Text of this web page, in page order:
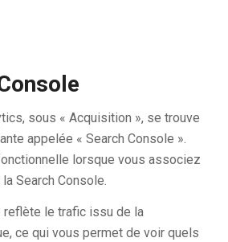
sous « Acquisition », se trouve
appelée « Search Console ».
lorsque vous associez
Search Console.
reflète le trafic issu de la
ce qui vous permet de voir quels